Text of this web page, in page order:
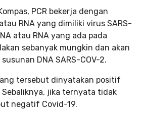
PCR bekerja dengan
RNA yang dimiliki virus SARS-
atau RNA yang ada pada
sebanyak mungkin dan akan
DNA SARS-COV-2.
tersebut dinyatakan positif
jika ternyata tidak
negatif Covid-19.